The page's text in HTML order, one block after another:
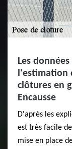
Les
l'estimation
clôtures en
Encausse
D'après les
est très facile
mise en place